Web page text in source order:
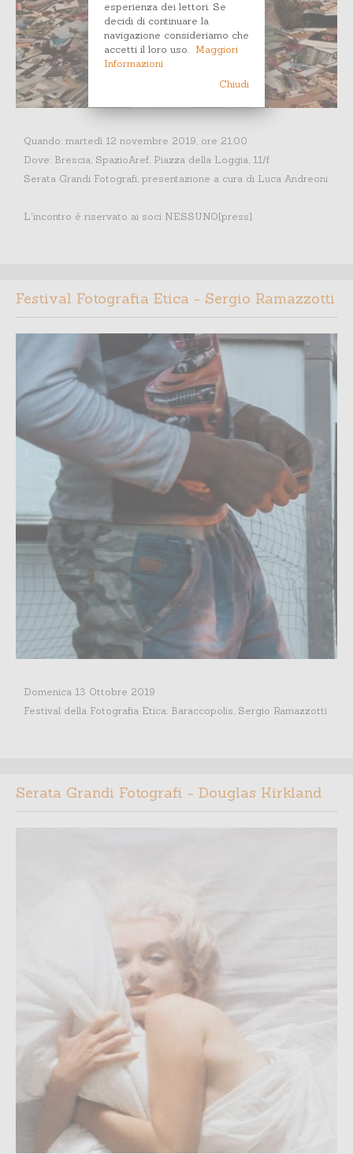
Quando: martedì 12 novembre 2019, ore 21.00
Dove: Brescia, SpazioAref, Piazza della Loggia, 11/f
Serata Grandi Fotografi, presentazione a cura di Luca Andreoni
L'incontro è riservato ai soci NESSUNO[press].
Festival Fotografia Etica - Sergio Ramazzotti
Domenica 13 Ottobre 2019
Festival della Fotografia Etica: Baraccopolis, Sergio Ramazzotti
Serata Grandi Fotografi - Douglas Kirkland
esperienza dei lettori. Se
decidi di continuare la
navigazione consideriamo che
accetti il loro uso. Maggiori
Informazioni
Chiudi